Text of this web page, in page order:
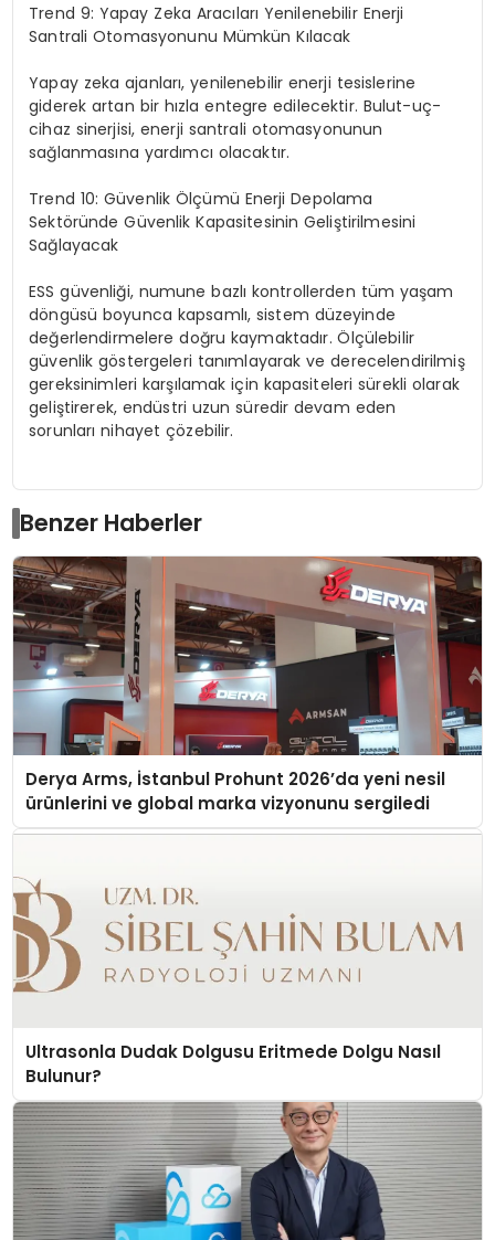
Trend 9: Yapay Zeka Aracıları Yenilenebilir Enerji
Santrali Otomasyonunu Mümkün Kılacak
Yapay zeka ajanları, yenilenebilir enerji tesislerine
giderek artan bir hızla entegre edilecektir. Bulut-uç-
cihaz sinerjisi, enerji santrali otomasyonunun
sağlanmasına yardımcı olacaktır.
Trend 10: Güvenlik Ölçümü Enerji Depolama
Sektöründe Güvenlik Kapasitesinin Geliştirilmesini
Sağlayacak
ESS güvenliği, numune bazlı kontrollerden tüm yaşam
döngüsü boyunca kapsamlı, sistem düzeyinde
değerlendirmelere doğru kaymaktadır. Ölçülebilir
güvenlik göstergeleri tanımlayarak ve derecelendirilmiş
gereksinimleri karşılamak için kapasiteleri sürekli olarak
geliştirerek, endüstri uzun süredir devam eden
sorunları nihayet çözebilir.
Benzer Haberler
Derya Arms, İstanbul Prohunt 2026’da yeni nesil
ürünlerini ve global marka vizyonunu sergiledi
Ultrasonla Dudak Dolgusu Eritmede Dolgu Nasıl
Bulunur?